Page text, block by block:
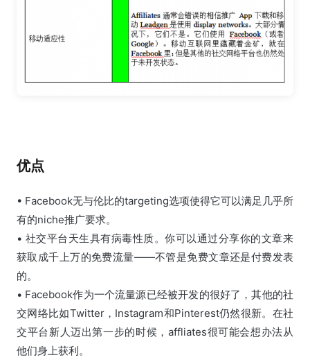
优点
• Facebook无与伦比的targeting选项使得它可以满足几乎所
有的niche推广要求。
• 社交平台天生具有病毒性质。你可以通过分享你的文章来
获取成千上万的免费流量——不管是免费文章还是付费发表
的。
• Facebook作为一个流量源已经被开发的很好了，其他的社
交网络比如Twitter，Instagram和Pinterest仍然很新。在社
交平台新人迈出第一步的时候，affliates很可能会想办法从
他们身上获利。